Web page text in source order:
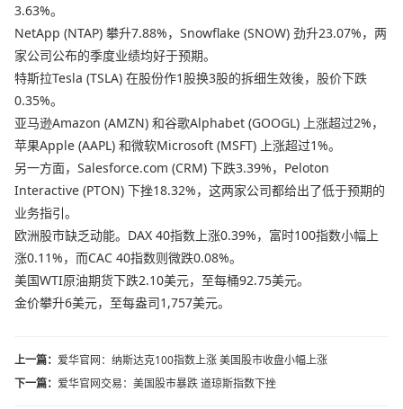
3.63%。
NetApp (NTAP) 攀升7.88%，Snowflake (SNOW) 劲升23.07%，两
家公司公布的季度业绩均好于预期。
特斯拉Tesla (TSLA) 在股份作1股换3股的拆细生效後，股价下跌
0.35%。
亚马逊Amazon (AMZN) 和谷歌Alphabet (GOOGL) 上涨超过2%，
苹果Apple (AAPL) 和微软Microsoft (MSFT) 上涨超过1%。
另一方面，Salesforce.com (CRM) 下跌3.39%，Peloton
Interactive (PTON) 下挫18.32%，这两家公司都给出了低于预期的
业务指引。
欧洲股市缺乏动能。DAX 40指数上涨0.39%，富时100指数小幅上
涨0.11%，而CAC 40指数则微跌0.08%。
美国WTI原油期货下跌2.10美元，至每桶92.75美元。
金价攀升6美元，至每盎司1,757美元。
上一篇： 爱华官网：纳斯达克100指数上涨 美国股市收盘小幅上涨
下一篇： 爱华官网交易：美国股市暴跌 道琼斯指数下挫